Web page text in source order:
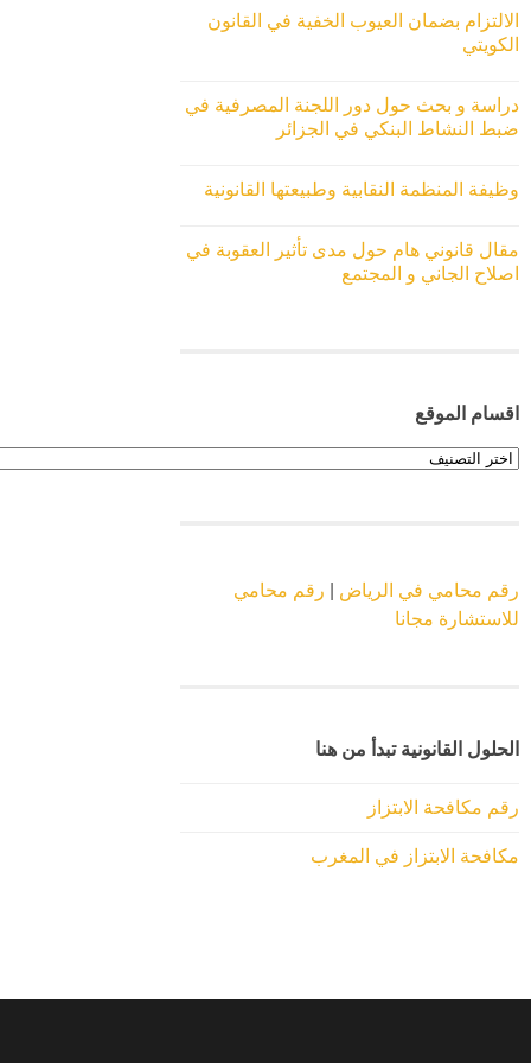
الالتزام بضمان العيوب الخفية في القانون
الكويتي
دراسة و بحث حول دور اللجنة المصرفية في
ضبط النشاط البنكي في الجزائر
وظيفة المنظمة النقابية وطبيعتها القانونية
مقال قانوني هام حول مدى تأثير العقوبة في
اصلاح الجاني و المجتمع
اقسام الموقع
اقسام
الموقع
رقم محامي في الرياض
رقم محامي
للاستشارة مجانا
الحلول القانونية تبدأ من هنا
رقم مكافحة الابتزاز
مكافحة الابتزاز في المغرب